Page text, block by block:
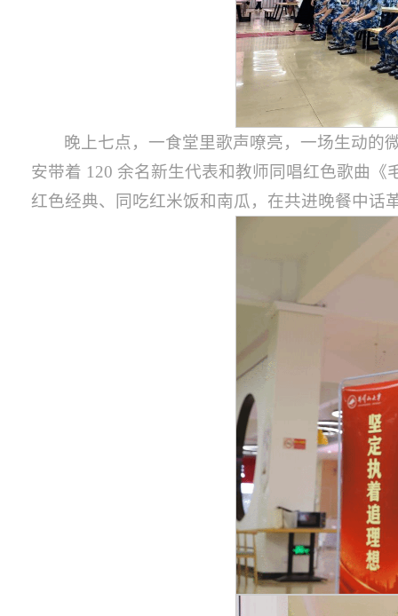
晚上七点，一食堂里歌声嘹亮，一场生动
安带着 120 余名新生代表和教师同唱红色歌曲
红色经典、同吃红米饭和南瓜，在共进晚餐中话